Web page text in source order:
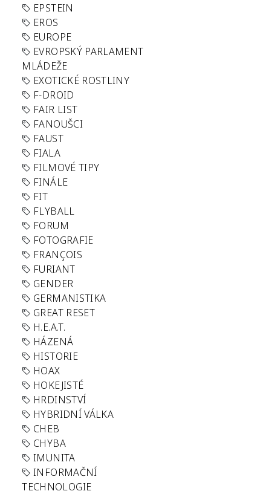
EPSTEIN
EROS
EUROPE
EVROPSKÝ PARLAMENT
MLÁDEŽE
EXOTICKÉ ROSTLINY
F-DROID
FAIR LIST
FANOUŠCI
FAUST
FIALA
FILMOVÉ TIPY
FINÁLE
FIT
FLYBALL
FORUM
FOTOGRAFIE
FRANÇOIS
FURIANT
GENDER
GERMANISTIKA
GREAT RESET
H.E.A.T.
HÁZENÁ
HISTORIE
HOAX
HOKEJISTÉ
HRDINSTVÍ
HYBRIDNÍ VÁLKA
CHEB
CHYBA
IMUNITA
INFORMAČNÍ
TECHNOLOGIE